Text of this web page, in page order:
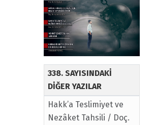
338. SAYISINDAKİ
DİĞER YAZILAR
Hakk’a Teslimiyet ve
Nezâket Tahsili / Doç.